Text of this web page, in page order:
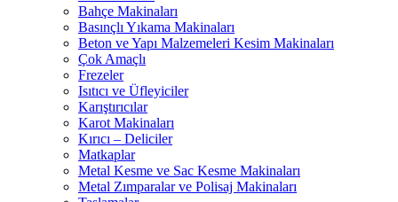
Bahçe Makinaları
Basınçlı Yıkama Makinaları
Beton ve Yapı Malzemeleri Kesim Makinaları
Çok Amaçlı
Frezeler
Isıtıcı ve Üfleyiciler
Karıştırıcılar
Karot Makinaları
Kırıcı – Deliciler
Matkaplar
Metal Kesme ve Sac Kesme Makinaları
Metal Zımparalar ve Polisaj Makinaları